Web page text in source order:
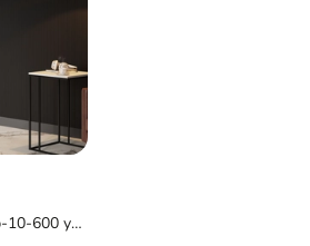
Книжный шкаф Лестер-10-600 угловой